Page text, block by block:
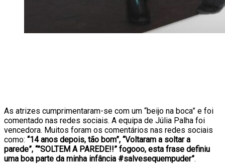
As atrizes cumprimentaram-se com um “beijo na boca” e foi
comentado nas redes sociais. A equipa de Júlia Palha foi
vencedora. Muitos foram os comentários nas redes sociais
como: “14 anos depois, tão bom”, “Voltaram a soltar a
parede”, “”SOLTEM A PAREDE!!” fogooo, esta frase definiu
uma boa parte da minha infância #salvesequempuder”.